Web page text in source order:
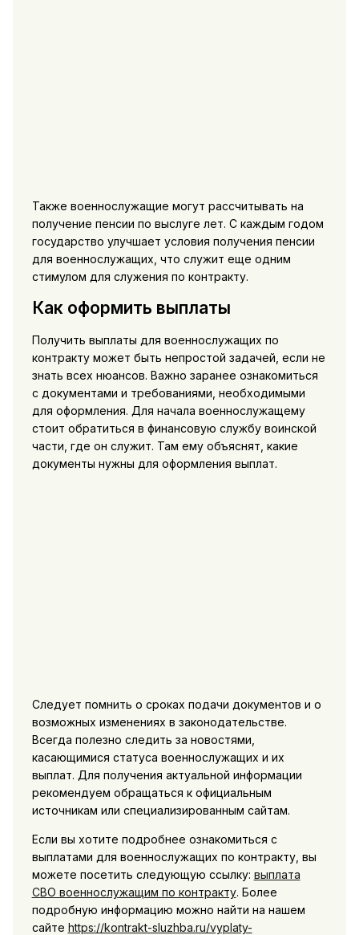
Также военнослужащие могут рассчитывать на
получение пенсии по выслуге лет. С каждым годом
государство улучшает условия получения пенсии
для военнослужащих, что служит еще одним
стимулом для служения по контракту.
Как оформить выплаты
Получить выплаты для военнослужащих по
контракту может быть непростой задачей, если не
знать всех нюансов. Важно заранее ознакомиться
с документами и требованиями, необходимыми
для оформления. Для начала военнослужащему
стоит обратиться в финансовую службу воинской
части, где он служит. Там ему объяснят, какие
документы нужны для оформления выплат.
Следует помнить о сроках подачи документов и о
возможных изменениях в законодательстве.
Всегда полезно следить за новостями,
касающимися статуса военнослужащих и их
выплат. Для получения актуальной информации
рекомендуем обращаться к официальным
источникам или специализированным сайтам.
Если вы хотите подробнее ознакомиться с
выплатами для военнослужащих по контракту, вы
можете посетить следующую ссылку: выплата
СВО военнослужащим по контракту. Более
подробную информацию можно найти на нашем
сайте https://kontrakt-sluzhba.ru/vyplaty-